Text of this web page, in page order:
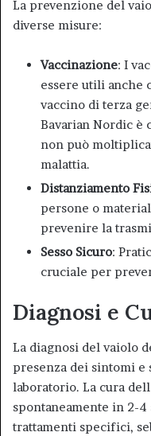
La prevenzione del
diverse misure:
Vaccinazione: I
essere utili anche
vaccino di terza
Bavarian Nordic è
non può
malattia.
Distanziamento
persone o
prevenire la
Sesso Sicuro:
cruciale per
Diagnosi e
La diagnosi del vaiolo
presenza dei sintomi e
laboratorio. La cura
spontaneamente in 2-
trattamenti specifici,